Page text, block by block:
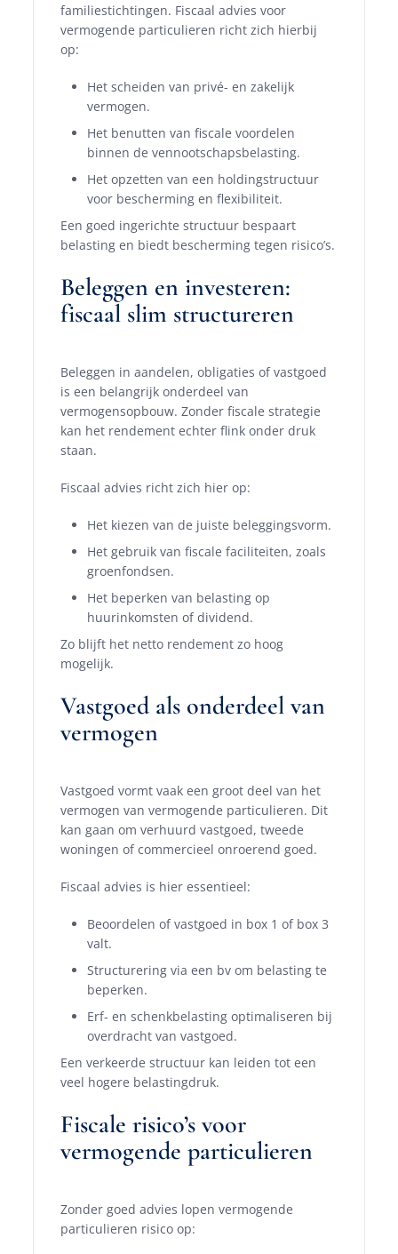
familiestichtingen. Fiscaal advies voor
vermogende particulieren richt zich hierbij
op:
Het scheiden van privé- en zakelijk
vermogen.
Het benutten van fiscale voordelen
binnen de vennootschapsbelasting.
Het opzetten van een holdingstructuur
voor bescherming en flexibiliteit.
Een goed ingerichte structuur bespaart
belasting en biedt bescherming tegen risico’s.
Beleggen en investeren:
fiscaal slim structureren
Beleggen in aandelen, obligaties of vastgoed
is een belangrijk onderdeel van
vermogensopbouw. Zonder fiscale strategie
kan het rendement echter flink onder druk
staan.
Fiscaal advies richt zich hier op:
Het kiezen van de juiste beleggingsvorm.
Het gebruik van fiscale faciliteiten, zoals
groenfondsen.
Het beperken van belasting op
huurinkomsten of dividend.
Zo blijft het netto rendement zo hoog
mogelijk.
Vastgoed als onderdeel van
vermogen
Vastgoed vormt vaak een groot deel van het
vermogen van vermogende particulieren. Dit
kan gaan om verhuurd vastgoed, tweede
woningen of commercieel onroerend goed.
Fiscaal advies is hier essentieel:
Beoordelen of vastgoed in box 1 of box 3
valt.
Structurering via een bv om belasting te
beperken.
Erf- en schenkbelasting optimaliseren bij
overdracht van vastgoed.
Een verkeerde structuur kan leiden tot een
veel hogere belastingdruk.
Fiscale risico’s voor
vermogende particulieren
Zonder goed advies lopen vermogende
particulieren risico op: